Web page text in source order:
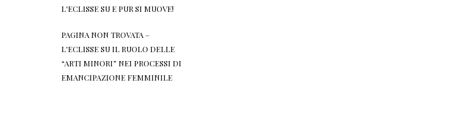
L'ECLISSESU E PUR SI MUOVE!
PAGINA NON TROVATA –
L'ECLISSESU IL RUOLO DELLE
“ARTI MINORI” NEI PROCESSI DI
EMANCIPAZIONE FEMMINILE